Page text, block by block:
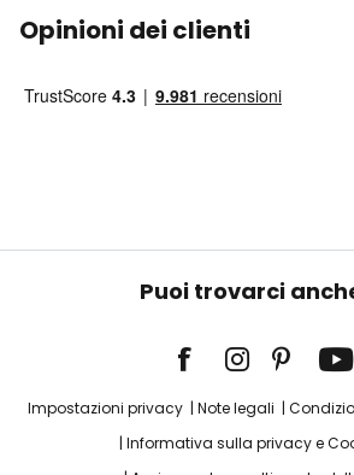
Opinioni dei clienti
Puoi trovarci
Impostazioni privacy Note legali
Informativa sulla privacy e